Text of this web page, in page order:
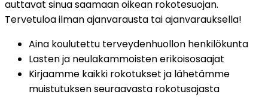
auttavat sinua saamaan oikean rokotesuojan.
Tervetuloa ilman ajanvarausta tai ajanvarauksella!
Aina koulutettu terveydenhuollon henkilökunta
Lasten ja neulakammoisten erikoisosaajat
Kirjaamme kaikki rokotukset ja lähetämme
muistutuksen seuraavasta rokotusajasta